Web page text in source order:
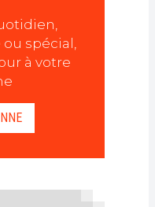
spécial,
à votre